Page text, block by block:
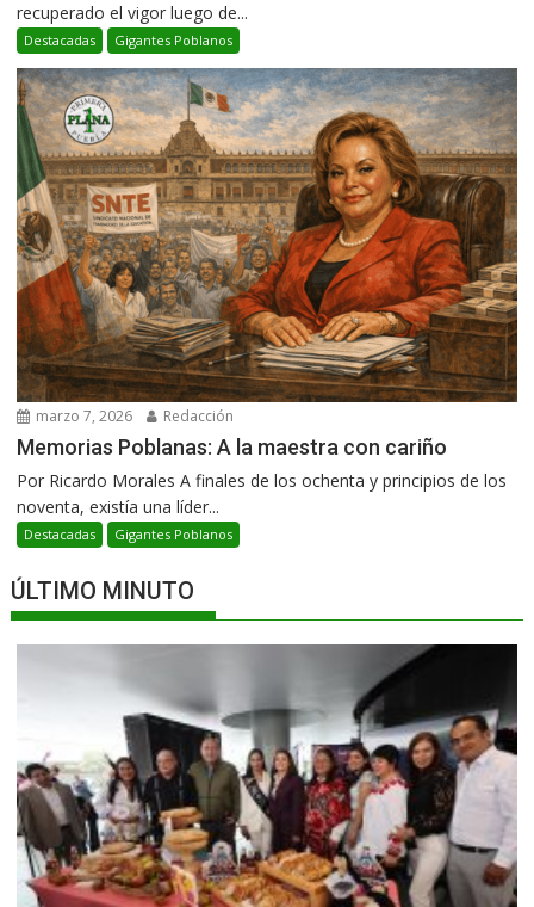
recuperado el vigor luego de...
Destacadas Gigantes Poblanos
marzo 7, 2026 Redacción
Memorias Poblanas: A la maestra con cariño
Por Ricardo Morales A finales de los ochenta y principios de los
noventa, existía una líder...
Destacadas Gigantes Poblanos
ÚLTIMO MINUTO